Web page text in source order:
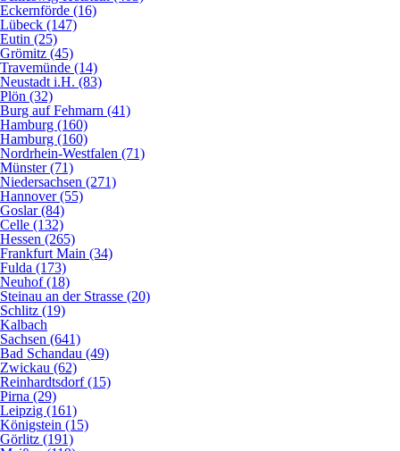
Eckernförde (16)
Lübeck (147)
Eutin (25)
Grömitz (45)
Travemünde (14)
Neustadt i.H. (83)
Plön (32)
Burg auf Fehmarn (41)
Hamburg (160)
Hamburg (160)
Nordrhein-Westfalen (71)
Münster (71)
Niedersachsen (271)
Hannover (55)
Goslar (84)
Celle (132)
Hessen (265)
Frankfurt Main (34)
Fulda (173)
Neuhof (18)
Steinau an der Strasse (20)
Schlitz (19)
Kalbach
Sachsen (641)
Bad Schandau (49)
Zwickau (62)
Reinhardtsdorf (15)
Pirna (29)
Leipzig (161)
Königstein (15)
Görlitz (191)